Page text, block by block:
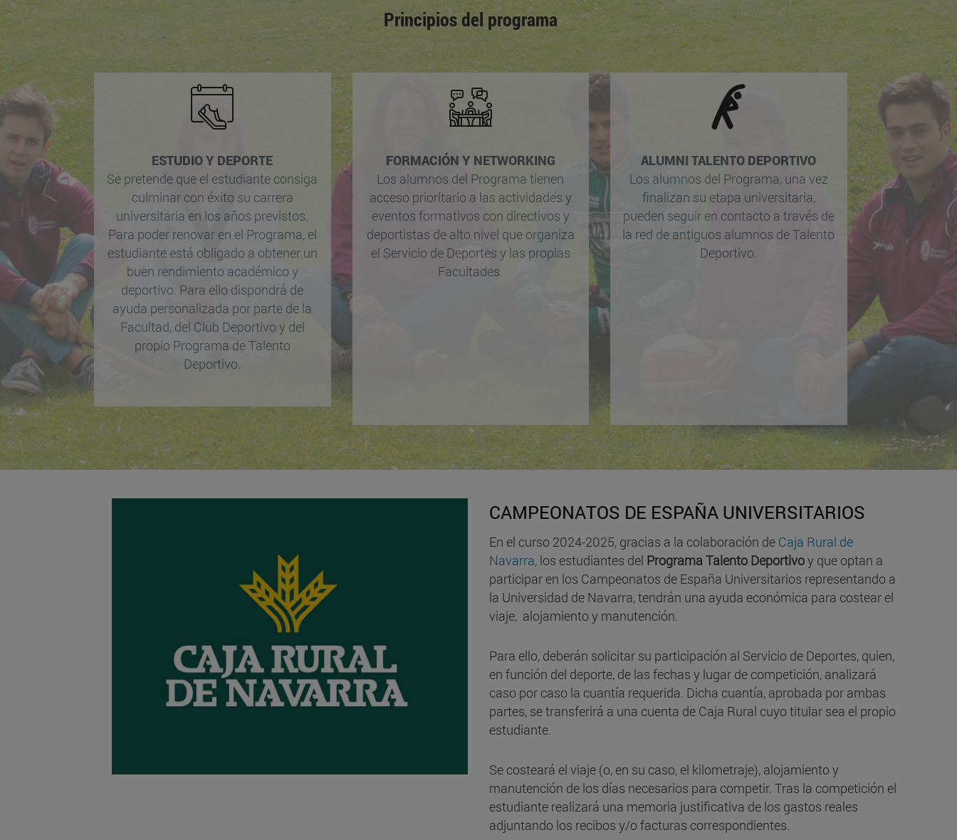
Principios del programa
ESTUDIO Y DEPORTE
Se pretende que el estudiante consiga
culminar con éxito su carrera
universitaria en los años previstos.
Para poder renovar en el Programa, el
estudiante está obligado a obtener un
buen rendimiento académico y
deportivo. Para ello dispondrá de
ayuda personalizada por parte de la
Facultad, del Club Deportivo y del
propio Programa de Talento
Deportivo.
FORMACIÓN Y NETWORKING
Los alumnos del Programa tienen
acceso prioritario a las actividades y
eventos formativos con directivos y
deportistas de alto nivel que organiza
el Servicio de Deportes y las propias
Facultades.
ALUMNI TALENTO DEPORTIVO
Los alumnos del Programa, una vez
finalizan su etapa universitaria,
pueden seguir en contacto a través de
la red de antiguos alumnos de Talento
Deportivo.
CAMPEONATOS DE ESPAÑA UNIVERSITARIOS
En el curso 2024-2025, gracias a la colaboración de Caja Rural de
Navarra, los estudiantes del Programa Talento Deportivoy que optan a
participar en los Campeonatos de España Universitarios representando a
la Universidad de Navarra, tendrán una ayuda económica para costear el
viaje, alojamiento y manutención.
Para ello, deberán solicitar su participación al Servicio de Deportes, quien,
en función del deporte, de las fechas y lugar de competición, analizará
caso por caso la cuantía requerida. Dicha cuantía, aprobada por ambas
partes, se transferirá a una cuenta de Caja Rural cuyo titular sea el propio
estudiante.
Se costeará el viaje (o, en su caso, el kilometraje), alojamiento y
manutención de los días necesarios para competir. Tras la competición el
estudiante realizará una memoria justificativa de los gastos reales
adjuntando los recibos y/o facturas correspondientes.